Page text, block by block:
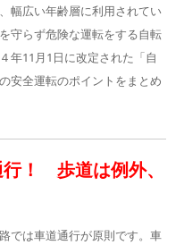
幅広い年齢層に利用されてい
守らず危険な運転をする自転
年11月1日に改定された「自
安全運転のポイントをまとめ
行！ 歩道は例外、
では車道通行が原則です。車